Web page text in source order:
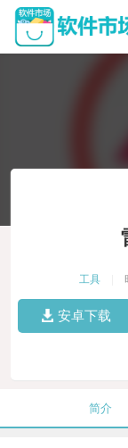
工具
安卓下载
简介